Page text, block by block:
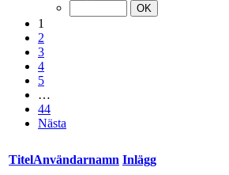
1
2
3
4
5
…
44
Nästa
TitelAnvändarnamn Inlägg